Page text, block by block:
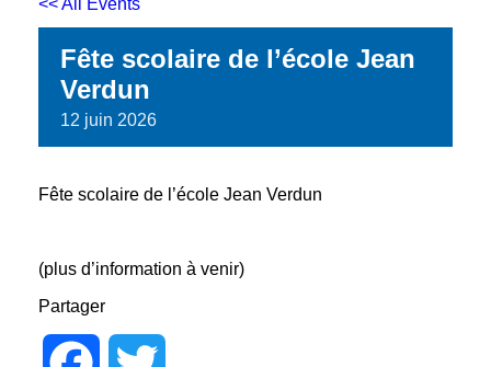
<< All Events
Fête scolaire de l’école Jean
Verdun
12 juin 2026
Fête scolaire de l’école Jean Verdun
(plus d’information à venir)
Partager
Facebook